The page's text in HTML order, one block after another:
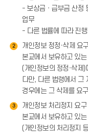
- 보상금ㆍ급부금 산정
업무
- 다른 법률에 따라 진
2
개인정보 정정·삭제 요
본교에서 보유하고 있
(개인정보의 정정·삭제
다만, 다른 법령에서 그
경우에는 그 삭제를 요
3
개인정보 처리정지 요구
본교에서 보유하고 있
(개인정보의 처리정지